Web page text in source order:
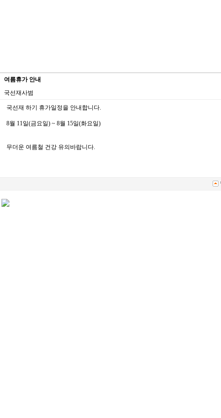
여름휴가 안내
국선재사범
국선재 하기 휴가일정을 안내합니다.
8월 11일(금요일) ~ 8월 15일(화요일)
무더운 여름철 건강 유의바랍니다.